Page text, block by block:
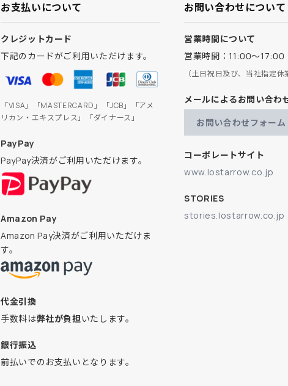
お支払いについて
クレジットカード
下記のカードがご利用いただけます。
「VISA」「MASTERCARD」「JCB」「アメ
リカン・エキスプレス」「ダイナース」
PayPay
PayPay決済がご利用いただけます。
Amazon Pay
Amazon Pay決済がご利用いただけま
す。
代金引換
手数料は弊社が負担いたします。
銀行振込
前払いでのお支払いとなります。
お問い合わせについて
営業時間について
営業時間：11:00～17:00
（土日祝日及び、当社指定休
メールによるお問い合わ
お問い合わせフォーム
コーポレートサイト
www.lostarrow.co.jp
STORIES
stories.lostarrow.co.jp